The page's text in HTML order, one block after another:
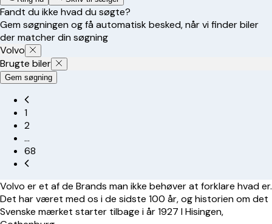
Fandt du ikke hvad du søgte?
Gem søgningen og få automatisk besked, når vi finder biler
der matcher din søgning
Volvo
Brugte biler
Gem søgning
1
2
…
68
Volvo er et af de Brands man ikke behøver at forklare hvad er.
Det har været med os i de sidste 100 år, og historien om det
Svenske mærket starter tilbage i år 1927 I Hisingen,